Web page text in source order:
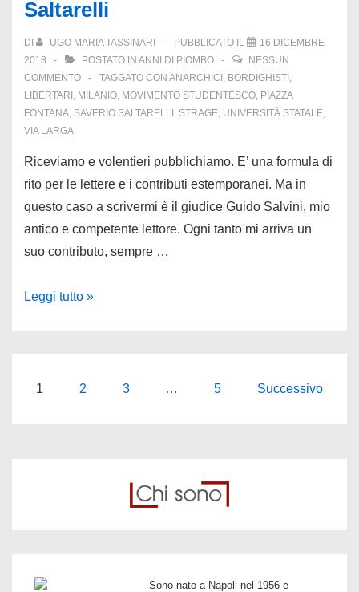
Bologna
l’assalto
di
Pci
&
Saltarelli
DI UGO MARIA TASSINARI PUBBLICATO IL
16 DICEMBRE
2018
POSTATO IN ANNI DI PIOMBO
NESSUN
COMMENTO
TAGGATO CON ANARCHICI , BORDIGHISTI ,
LIBERTARI , MILANIO, MOVIMENTO STUDENTESCO, PIAZZA
FONTANA, SAVERIO SALTARELLI , STRAGE, UNIVERSITÀ STATALE,
VIA LARGA
Riceviamo e volentieri pubblichiamo. E’ una formula di
rito per le lettere e i contributi estemporanei. Ma in
questo caso a scrivermi è il giudice Guido Salvini, mio
antico e competente lettore. Ogni tanto mi arriva un
suo contributo, sempre …
Il
c’ero
Leggi tutto »
Paginazione
1 2 3 … 5 Successivo
Sono nato a Napoli nel 1956 e